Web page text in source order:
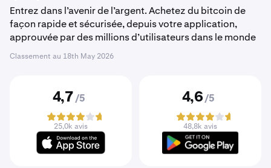
Entrez dans l’avenir de l’argent. Achetez du bitcoin de
façon rapide et sécurisée, depuis votre application,
approuvée par des millions d’utilisateurs dans le monde
Classement au 18th May 2026
4,7 /5
25,0k avis
4,6 /5
48,8k avis